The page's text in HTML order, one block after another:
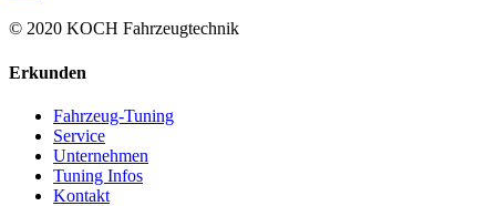
© 2020 KOCH Fahrzeugtechnik
Erkunden
Fahrzeug-Tuning
Service
Unternehmen
Tuning Infos
Kontakt